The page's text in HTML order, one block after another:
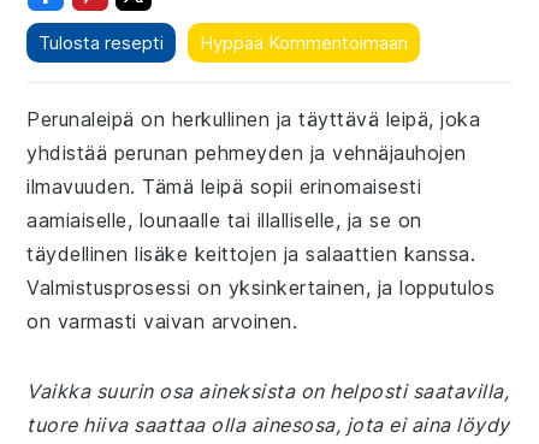
Tulosta resepti Hyppää Kommentoimaan
Perunaleipä on herkullinen ja täyttävä leipä, joka
yhdistää perunan pehmeyden ja vehnäjauhojen
ilmavuuden. Tämä leipä sopii erinomaisesti
aamiaiselle, lounaalle tai illalliselle, ja se on
täydellinen lisäke keittojen ja salaattien kanssa.
Valmistusprosessi on yksinkertainen, ja lopputulos
on varmasti vaivan arvoinen.
Vaikka suurin osa aineksista on helposti saatavilla,
tuore hiiva saattaa olla ainesosa, jota ei aina löydy